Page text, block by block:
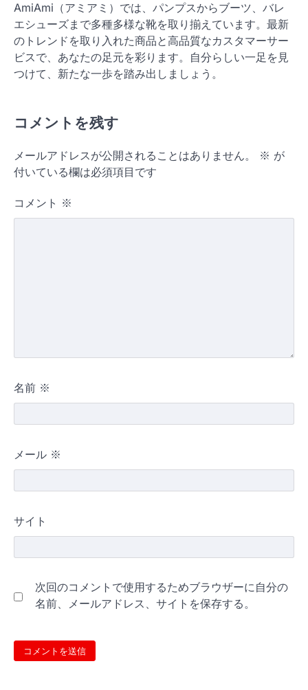
AmiAmi（アミアミ）では、パンプスからブーツ、バレ
エシューズまで多種多様な靴を取り揃えています。最新
のトレンドを取り入れた商品と高品質なカスタマーサー
ビスで、あなたの足元を彩ります。自分らしい一足を見
つけて、新たな一歩を踏み出しましょう。
コメントを残す
メールアドレスが公開されることはありません。 ※ が
付いている欄は必須項目です
コメント ※
名前 ※
メール ※
サイト
次回のコメントで使用するためブラウザーに自分の
名前、メールアドレス、サイトを保存する。